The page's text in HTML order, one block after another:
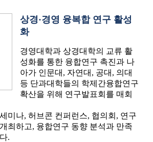
상경·경영 융복합 연구 활성
화
경영대학과 상경대학의 교류 활
성화를 통한 융합연구 촉진과 나
아가 인문대, 자연대, 공대, 의대
등 단과대학들의 학제간융합연구
확산을 위해 연구발표회를 매회
미나, 허브콘 컨퍼런스, 협의회, 연구
최하고, 융합연구 동향 분석과 만족
.